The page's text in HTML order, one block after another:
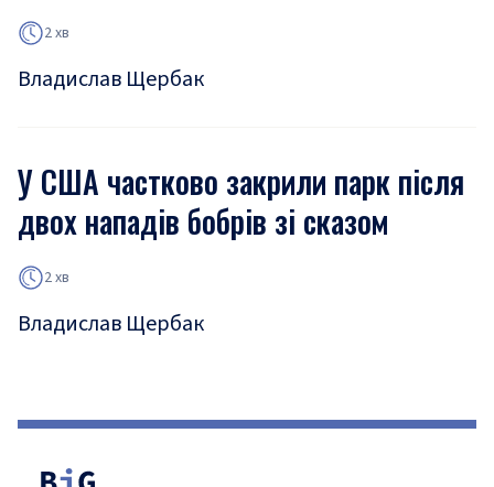
2 хв
Владислав Щербак
У США частково закрили парк після
двох нападів бобрів зі сказом
2 хв
Владислав Щербак